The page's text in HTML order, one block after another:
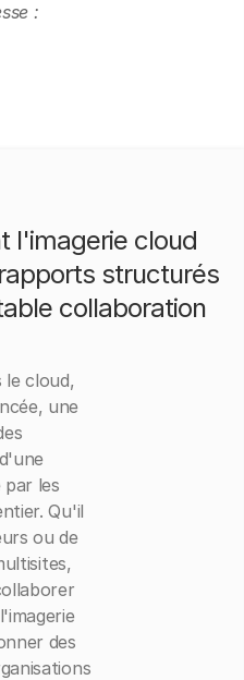
:
l'imagerie cloud
structurés
collaboration
le cloud,
une
les
Qu'il
ou de
des